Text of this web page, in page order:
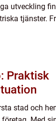
utveckling
tjänster.
Praktisk
stad och